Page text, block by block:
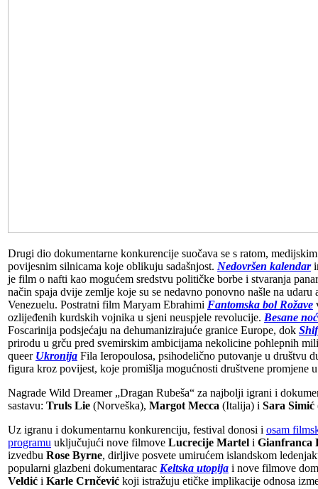
Drugi dio dokumentarne konkurencije suočava se s ratom,
povijesnim silnicama koje oblikuju sadašnjost. Nedovršen kalendar
je film o nafti kao mogućem sredstvu političke borbe i stvaranja
način spaja dvije zemlje koje su se nedavno ponovno našle na
Venezuelu. Postratni film Maryam Ebrahimi Fantomska bol Rožave
ozlijeđenih kurdskih vojnika u sjeni neuspjele revolucije. Besane
Foscarinija podsjećaju na dehumanizirajuće granice Europe, dok
prirodu u grču pred svemirskim ambicijama nekolicine pohlepnih
queer Ukronija Fila Ieropoulosa, psihodelično putovanje u društvu
figura kroz povijest, koje promišlja mogućnosti društvene promjene
Nagrade Wild Dreamer „Dragan Rubeša“ za najbolji igrani i
sastavu: Truls Lie (Norveška), Margot Mecca (Italija) i Sara Simić
Uz igranu i dokumentarnu konkurenciju, festival donosi i osam
programu uključujući nove filmove Lucrecije Martel i Gianfranca
izvedbu Rose Byrne, dirljive posvete umirućem islandskom
popularni glazbeni dokumentarac Keltska utopija i nove filmove
Veldić i Karle Crnčević koji istražuju etičke implikacije odnosa